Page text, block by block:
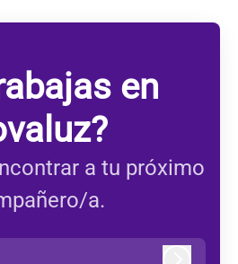
en
a tu próximo
a.